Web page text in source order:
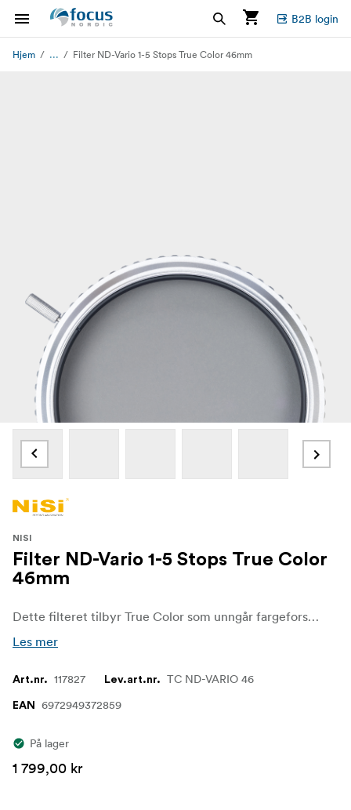
B2B login
Hjem ... Filter ND-Vario 1-5 Stops True Color 46mm
NISI
Filter ND-Vario 1-5 Stops True Color
46mm
Dette filteret tilbyr True Color som unngår fargeforskyvning, som man ser i andre variable filtre. NiSi True Color ND-VARIO Pro Nano 1-5stops er laget av høyoppløselig optisk glass for best mulig oppløsning og kvalitet.
Les mer
Art.nr. 117827 Lev.art.nr. TC ND-VARIO 46
EAN 6972949372859
På lager
1 799,00 kr